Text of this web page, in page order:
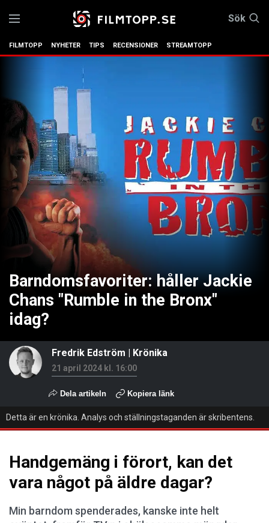
Sök
FILMTOPP NYHETER TIPS RECENSIONER STREAMTOPP
Barndomsfavoriter: håller Jackie
Chans "Rumble in the Bronx"
idag?
Fredrik Edström | Krönika
21 april 2024 kl. 16:00
Dela artikeln Kopiera länk
Detta är en krönika. Analys och ställningstaganden är skribentens.
Handgemäng i förort, kan det
vara något på äldre dagar?
Min barndom spenderades, kanske inte helt